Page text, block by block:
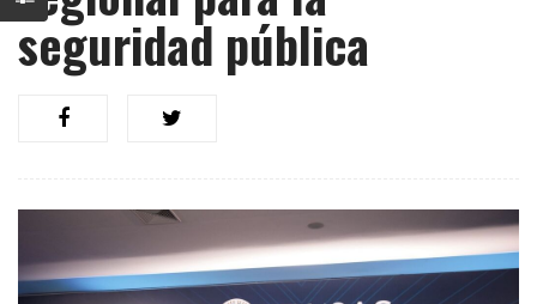
seguridad pública